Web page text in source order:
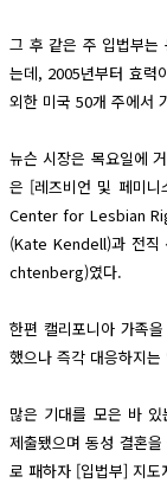
그 후 같은 주 입법부
는데, 2005년부터 효력
외한 미국 50개 주에서
뉴슨 시장은 목요일에
은 [레즈비언 및 페미
Center for Lesbian
(Kate Kendell)과 전직
chtenberg)였다.
한편 캘리포니아 가족
했으나 즉각 대응하지는
많은 기대를 모은 바
제출됐으며 동성 결혼
로 패하자 [입법부] 지도